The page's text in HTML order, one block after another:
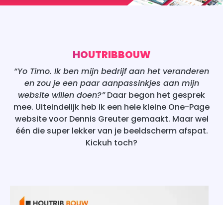
HOUTRIBBOUW
“Yo Timo. Ik ben mijn bedrijf aan het veranderen
en zou je een paar aanpassinkjes aan mijn
website willen doen?”Daar begon het gesprek
mee. Uiteindelijk heb ik een hele kleine One-Page
website voor Dennis Greuter gemaakt. Maar wel
één die super lekker van je beeldscherm afspat.
Kickuh toch?